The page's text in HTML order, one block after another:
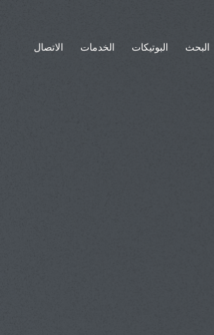
البحث البوتيكات الخدمات الاتصال